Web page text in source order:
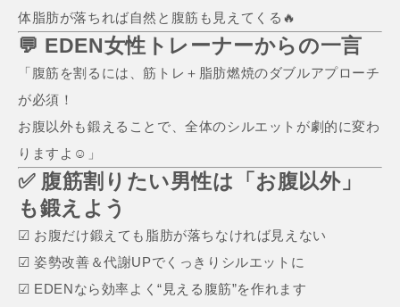
体脂肪が落ちれば自然と腹筋も見えてくる🔥
💬 EDEN女性トレーナーからの一言
「腹筋を割るには、筋トレ＋脂肪燃焼のダブルアプローチ
が必須！
お腹以外も鍛えることで、全体のシルエットが劇的に変わ
りますよ☺️」
✅ 腹筋割りたい男性は「お腹以外」
も鍛えよう
☑ お腹だけ鍛えても脂肪が落ちなければ見えない
☑ 姿勢改善＆代謝UPでくっきりシルエットに
☑ EDENなら効率よく“見える腹筋”を作れます